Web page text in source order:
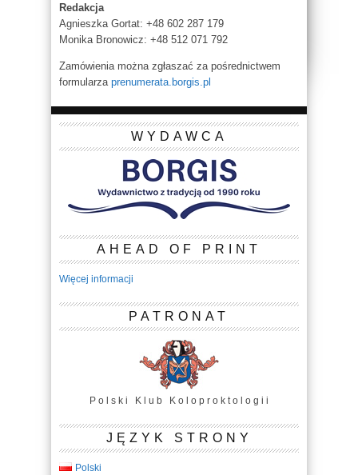
Redakcja
Agnieszka Gortat: +48 602 287 179
Monika Bronowicz: +48 512 071 792
Zamówienia można zgłaszać za pośrednictwem
formularza prenumerata.borgis.pl
WYDAWCA
AHEAD OF PRINT
Więcej informacji
PATRONAT
P o l s k i K l u b K o l o p r o k t o l o g i i
JĘZYK STRONY
Polski